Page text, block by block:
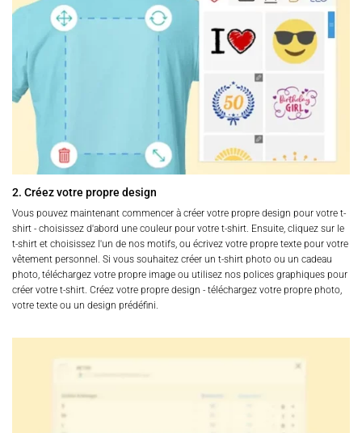
2. Créez votre propre design
Vous pouvez maintenant commencer à créer votre propre design pour votre t-
shirt - choisissez d'abord une couleur pour votre t-shirt. Ensuite, cliquez sur le
t-shirt et choisissez l'un de nos motifs, ou écrivez votre propre texte pour votre
vêtement personnel. Si vous souhaitez créer un t-shirt photo ou un cadeau
photo, téléchargez votre propre image ou utilisez nos polices graphiques pour
créer votre t-shirt. Créez votre propre design - téléchargez votre propre photo,
votre texte ou un design prédéfini.